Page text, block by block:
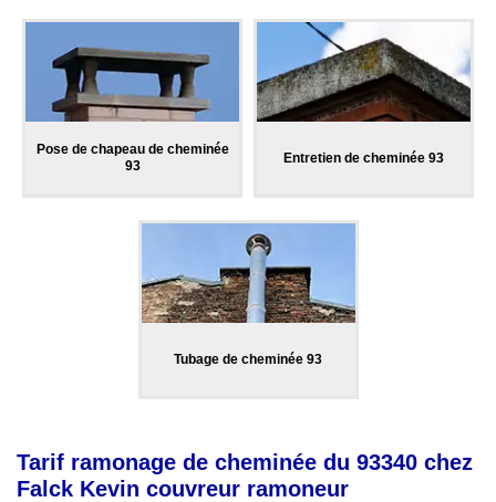
Pose de chapeau de cheminée
93
Entretien de cheminée 93
Tubage de cheminée 93
Tarif ramonage de cheminée du 93340 chez
Falck Kevin couvreur ramoneur